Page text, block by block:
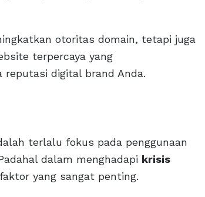
otoritas domain, tetapi juga
terpercaya yang
reputasi digital brand Anda.
terlalu fokus pada penggunaan
dalam menghadapi krisis
yang sangat penting.